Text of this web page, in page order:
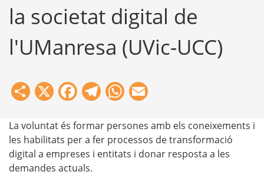
la societat digital de
l'UManresa (UVic-UCC)
Share
X Facebook
Telegram
WhatsApp
La voluntat és formar persones amb els coneixements i
les habilitats per a fer processos de transformació
digital a empreses i entitats i donar resposta a les
demandes actuals.